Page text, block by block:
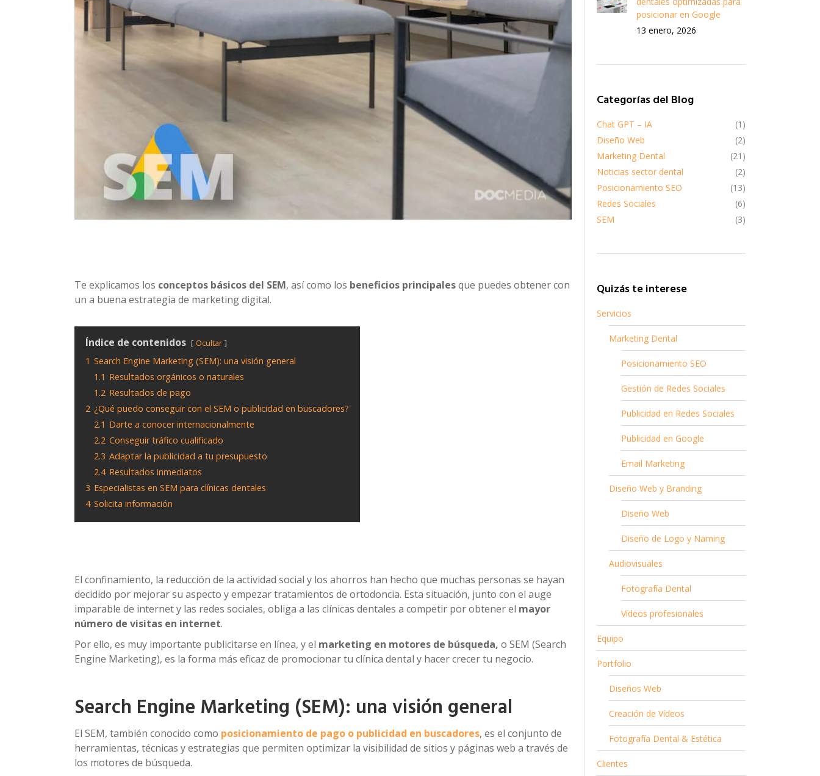
Te explicamos los conceptos básicos del SEM, así como los beneficios principalesque puedes obtener con
un a buena estrategia de marketing digital.
Índice de contenidos Ocultar
1 Search Engine Marketing (SEM): una visión general
1.1 Resultados orgánicos o naturales
1.2 Resultados de pago
2 ¿Qué puedo conseguir con el SEM o publicidad en buscadores?
2.1 Darte a conocer internacionalmente
2.2 Conseguir tráfico cualificado
2.3 Adaptar la publicidad a tu presupuesto
2.4 Resultados inmediatos
3 Especialistas en SEM para clínicas dentales
4 Solicita información
El confinamiento, la reducción de la actividad social y los ahorros han hecho que muchas personas se hayan
decidido por mejorar su aspecto y empezar tratamientos de ortodoncia. Esta situación, junto con el auge
imparable de internet y las redes sociales, obliga a las clínicas dentales a competir por obtener el mayor
número de visitas en internet.
Por ello, es muy importante publicitarse en línea, y el marketing en motores de búsqueda, o SEM (Search
Engine Marketing), es la forma más eficaz de promocionar tu clínica dental y hacer crecer tu negocio.
Search Engine Marketing (SEM): una visión general
El SEM, también conocido como posicionamiento de pago o publicidad en buscadores, es el conjunto de
herramientas, técnicas y estrategias que permiten optimizar la visibilidad de sitios y páginas web a través de
los motores de búsqueda.
posicionar en Google
13 enero, 2026
Categorías del Blog
Chat GPT – IA
(1)
Diseño Web
(2)
Marketing Dental
(21)
Noticias sector dental
(2)
Posicionamiento SEO
(13)
Redes Sociales
(6)
SEM
(3)
Quizás te interese
Servicios
Marketing Dental
Posicionamiento SEO
Gestión de Redes Sociales
Publicidad en Redes Sociales
Publicidad en Google
Email Marketing
Diseño Web y Branding
Diseño Web
Diseño de Logo y Naming
Audiovisuales
Fotografía Dental
Vídeos profesionales
Equipo
Portfolio
Diseños Web
Creación de Vídeos
Fotografía Dental & Estética
Clientes